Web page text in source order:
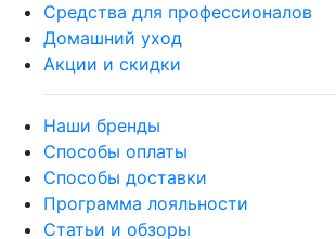
Средства для профессионалов
Домашний уход
Акции и скидки
Наши бренды
Способы оплаты
Способы доставки
Программа лояльности
Статьи и обзоры